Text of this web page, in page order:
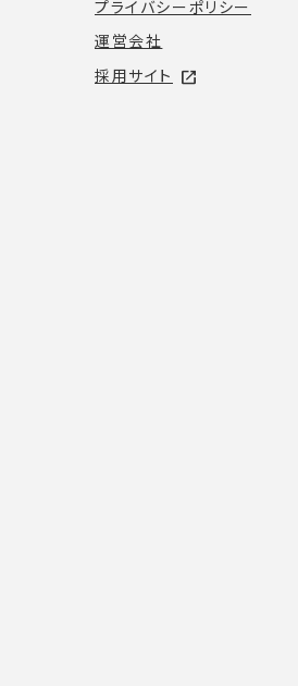
プライバシーポリシー
運営会社
採用サイト open_in_new